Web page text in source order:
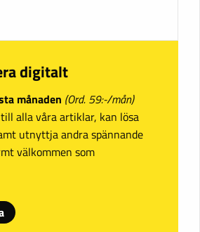
digitalt
månaden (Ord. 59:-/mån)
alla våra artiklar, kan lösa
utnyttja andra spännande
välkommen som